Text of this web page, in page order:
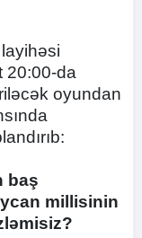
20:00-da
oyundan
baş
millisinin